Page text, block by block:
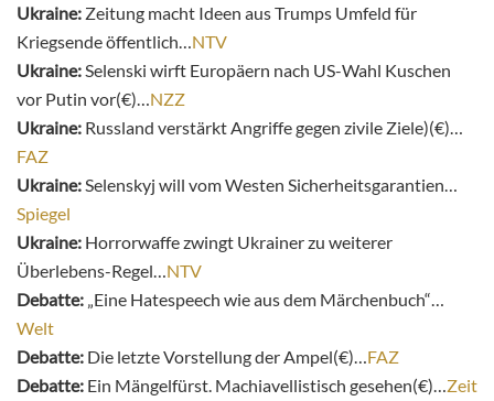
Ukraine: Zeitung macht Ideen aus Trumps Umfeld für
Kriegsende öffentlich… NTV
Ukraine: Selenski wirft Europäern nach US-Wahl Kuschen
vor Putin vor(€)… NZZ
Ukraine: Russland verstärkt Angriffe gegen zivile Ziele)(€)…
FAZ
Ukraine: Selenskyj will vom Westen Sicherheitsgarantien…
Spiegel
Ukraine: Horrorwaffe zwingt Ukrainer zu weiterer
Überlebens-Regel… NTV
Debatte: „Eine Hatespeech wie aus dem Märchenbuch“…
Welt
Debatte: Die letzte Vorstellung der Ampel(€)… FAZ
Debatte: Ein Mängelfürst. Machiavellistisch gesehen(€)… Zeit